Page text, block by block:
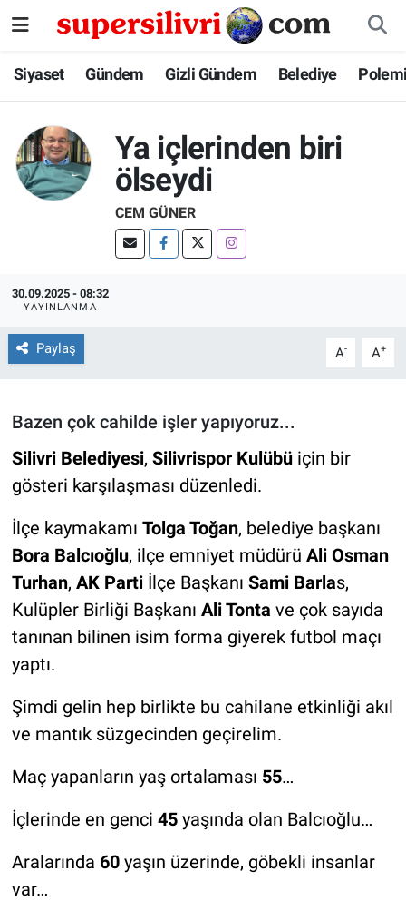
Siyaset Gündem Gizli Gündem Belediye
Ya içlerinden biri
ölseydi
CEM GÜNER
30.09.2025 - 08:32
YAYINLANMA
Paylaş A- A+
Bazen çok cahilde işler yapıyoruz...
Silivri Belediyesi, Silivrispor Kulübüiçin bir
gösteri karşılaşması düzenledi.
İlçe kaymakamı Tolga Toğan, belediye başkanı
Bora Balcıoğlu, ilçe emniyet müdürü Ali Osman
Turhan, AK Partiİlçe Başkanı Sami Barlas,
Kulüpler Birliği Başkanı Ali Tonta ve çok sayıda
tanınan bilinen isim forma giyerek futbol maçı
yaptı.
Şimdi gelin hep birlikte bu cahilane etkinliği akıl
ve mantık süzgecinden geçirelim.
Maç yapanların yaş ortalaması 55…
İçlerinde en genci 45yaşında olan Balcıoğlu…
Aralarında 60 yaşın üzerinde, göbekli insanlar
var…
Siyaset
Gizli Gündem
İstanbul Nöbetçi Eczaneler
İstanbul Namaz Vakitleri
İstanbul Trafik Yoğunluk Haritası
Süper Lig Puan Durumu ve Fikstür
Tüm Manşetler
Son Dakika Haberleri